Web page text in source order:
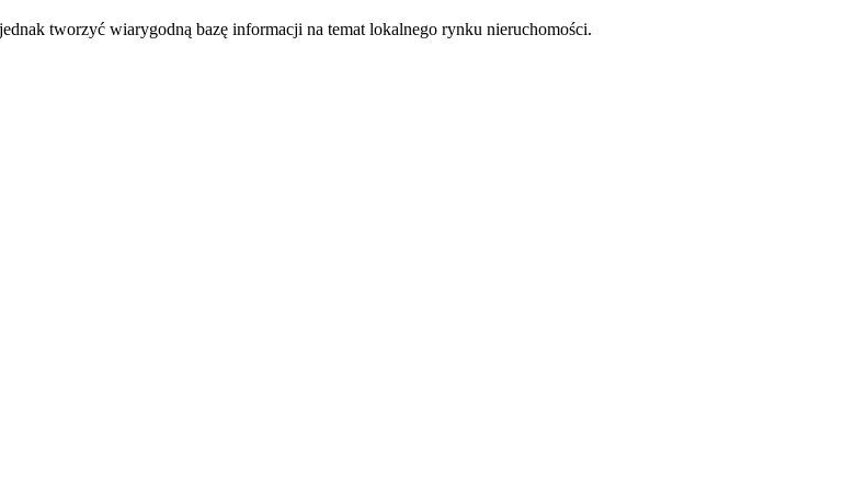
tworzyć wiarygodną bazę informacji na temat lokalnego rynku nieruchomości.